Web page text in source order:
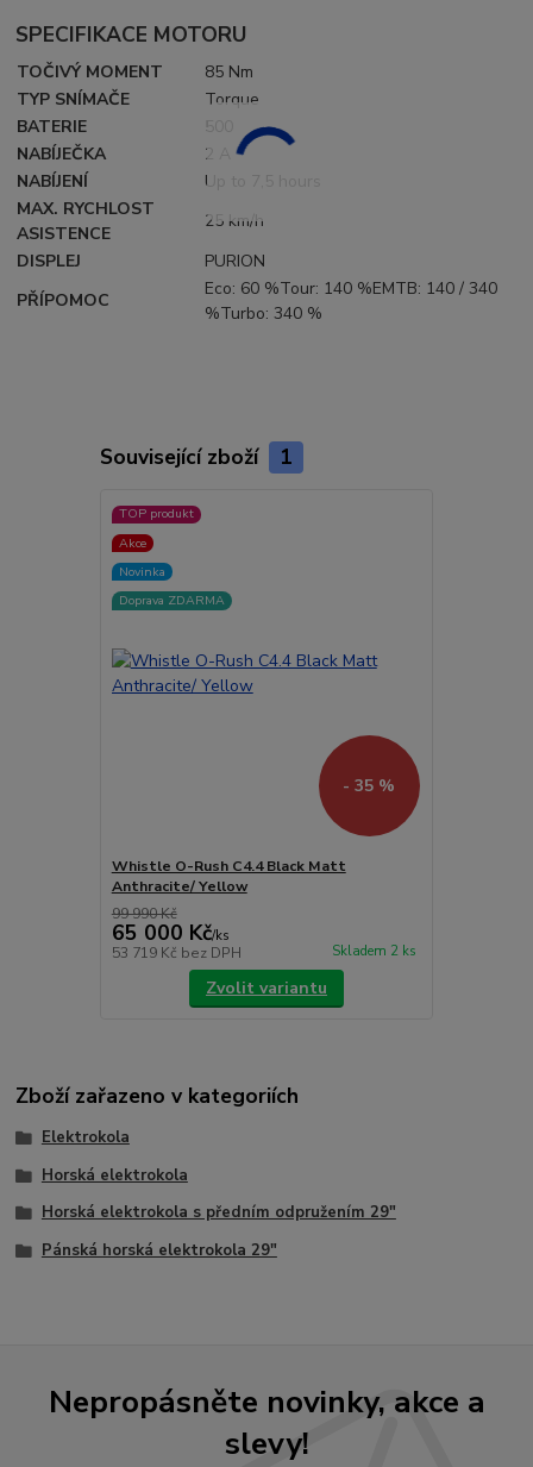
SPECIFIKACE MOTORU
TOČIVÝ MOMENT
85 Nm
TYP SNÍMAČE
Torque
BATERIE
500
NABÍJEČKA
2 A
NABÍJENÍ
Up to 7,5 hours
MAX. RYCHLOST
ASISTENCE
25 km/h
DISPLEJ
PURION
PŘÍPOMOC
Eco: 60 %Tour: 140 %EMTB: 140 / 340
%Turbo: 340 %
Související zboží 1
TOP produkt
Akce
Novinka
Doprava ZDARMA
- 35 %
Whistle O-Rush C4.4 Black Matt
Anthracite/ Yellow
99 990 Kč
65 000 Kč/ks
53 719 Kč bez DPH Skladem 2 ks
Zvolit variantu
Zboží zařazeno v kategoriích
Elektrokola
Horská elektrokola
Horská elektrokola s předním odpružením 29"
Pánská horská elektrokola 29"
Nepropásněte novinky, akce a
slevy!